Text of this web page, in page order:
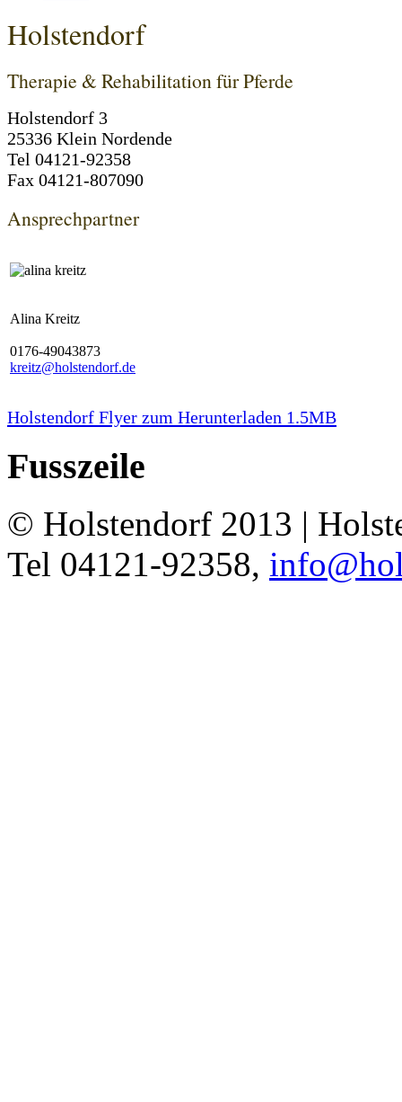
Holstendorf
Therapie & Rehabilitation für Pferde
Holstendorf 3
25336 Klein Nordende
Tel 04121-92358
Fax 04121-807090
Ansprechpartner
Alina Kreitz
0176-49043873
kreitz@holstendorf.de
Holstendorf Flyer zum Herunterladen 1.5MB
Fusszeile
© Holstendorf 2013 |
Tel 04121-92358,